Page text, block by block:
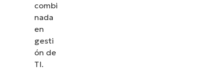
combi
nada
en
gesti
ón de
TI.